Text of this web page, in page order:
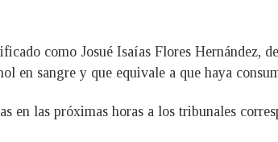
como Josué Isaías Flores Hernández,
en sangre y que equivale a que haya
en las próximas horas a los tribunales